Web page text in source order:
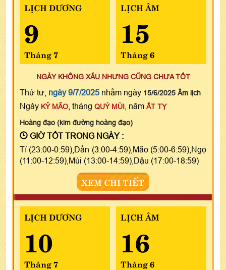
LỊCH DƯƠNG
9
Tháng 7
LỊCH ÂM
15
Tháng 6
NGÀY KHÔNG XẤU NHƯNG CŨNG CHƯA TỐT
Thứ tư, ngày 9/7/2025 nhằm ngày 15/6/2025 Âm lịch
Ngày KỶ MÃO , tháng QUÝ MÙI , năm ẤT TỴ
Hoàng đạo (kim đường hoàng đạo)
GIỜ TỐT TRONG NGÀY :
Tí (23:00-0:59),Dần (3:00-4:59),Mão (5:00-6:59),Ngọ
(11:00-12:59),Mùi (13:00-14:59),Dậu (17:00-18:59)
XEM CHI TIẾT
LỊCH DƯƠNG
10
Tháng 7
LỊCH ÂM
16
Tháng 6